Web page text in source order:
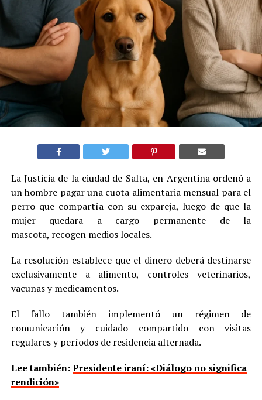
La Justicia de la ciudad de Salta, en Argentina ordenó a
un hombre pagar una cuota alimentaria mensual para el
perro que compartía con su expareja, luego de que la
mujer quedara a cargo permanente de la
mascota, recogen medios locales.
La resolución establece que el dinero deberá destinarse
exclusivamente a alimento, controles veterinarios,
vacunas y medicamentos.
El fallo también implementó un régimen de
comunicación y cuidado compartido con visitas
regulares y períodos de residencia alternada.
Lee también:Presidente iraní: «Diálogo no significa
rendición»